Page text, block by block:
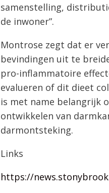
samenstelling,
de inwoner”.
Montrose zegt dat er
bevindingen uit te
pro-inflammatoire
evalueren of dit dieet
is met name belangrijk
ontwikkelen van
darmontsteking.
Links
https://